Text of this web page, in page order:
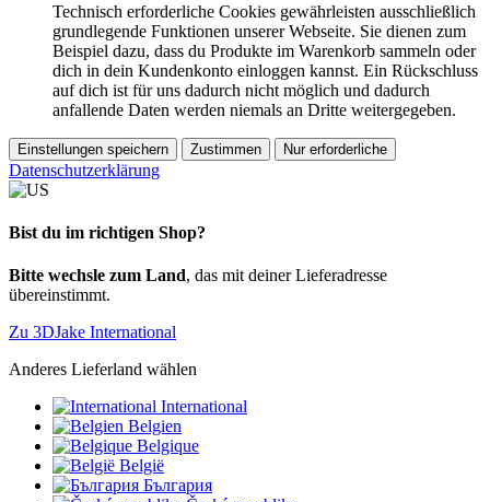
Technisch erforderliche Cookies gewährleisten ausschließlich
grundlegende Funktionen unserer Webseite. Sie dienen zum
Beispiel dazu, dass du Produkte im Warenkorb sammeln oder
dich in dein Kundenkonto einloggen kannst. Ein Rückschluss
auf dich ist für uns dadurch nicht möglich und dadurch
anfallende Daten werden niemals an Dritte weitergegeben.
Einstellungen speichern Zustimmen Nur erforderliche
Datenschutzerklärung
Bist du im richtigen Shop?
Bitte wechsle zum Land, das mit deiner Lieferadresse
übereinstimmt.
Zu 3DJake International
Anderes Lieferland wählen
International
Belgien
Belgique
België
България